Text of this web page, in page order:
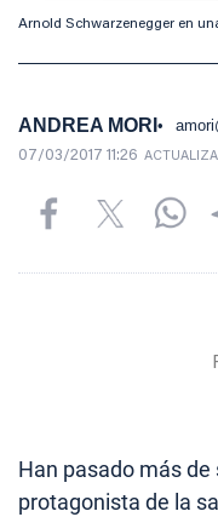
Arnold Schwarzenegger en
ANDREA MORI
07/03/2017 11:26
Han pasado más de
protagonista de la